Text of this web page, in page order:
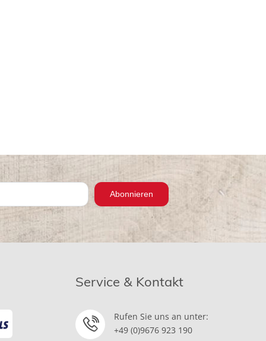
Abonnieren
Service & Kontakt
Rufen Sie uns an unter:
+49 (0)9676 923 190